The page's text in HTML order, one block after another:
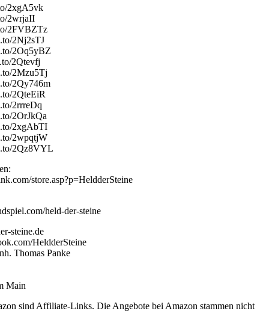
2xgA5vk
2wrjaII
2FVBZTz
2Nj2sTJ
2Oq5yBZ
2Qtevfj
2Mzu5Tj
2Qy746m
2QteEiR
2rrreDq
2OrJkQa
2xgAbTI
2wpqtjW
2Qz8VYL
store.asp?p=HeldderSteine
held-der-steine
steine.de
HeldderSteine
Thomas Panke
Main
sind Affiliate-Links. Die Angebote bei Amazon stammen nicht